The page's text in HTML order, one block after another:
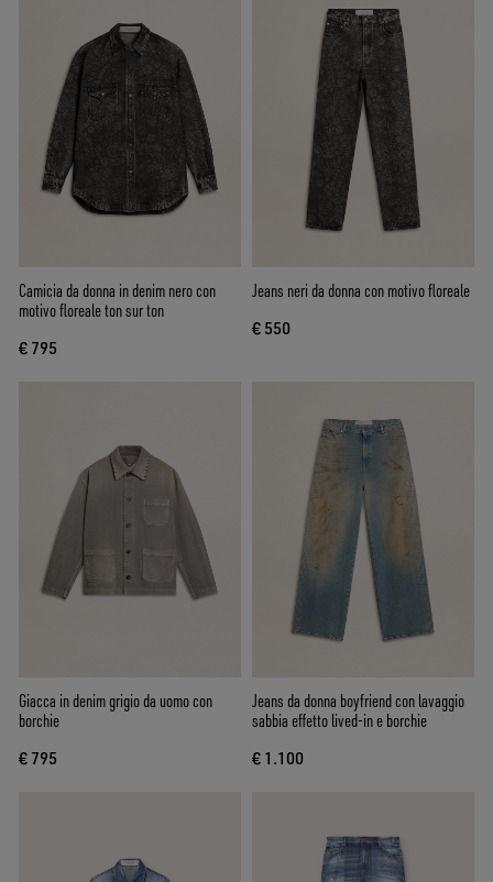
Camicia da donna in denim nero con
motivo floreale ton sur ton
€ 795
Jeans neri da donna con motivo floreale
€ 550
Giacca in denim grigio da uomo con
borchie
€ 795
Jeans da donna boyfriend con lavaggio
sabbia effetto lived-in e borchie
€ 1.100